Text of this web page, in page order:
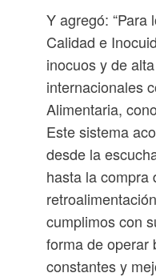
Y agregó:
Calidad e
inocuos y de
internacionales
Alimentaria,
Este sistema
desde la
hasta la compra
cumplimos con
forma de operar
constantes y